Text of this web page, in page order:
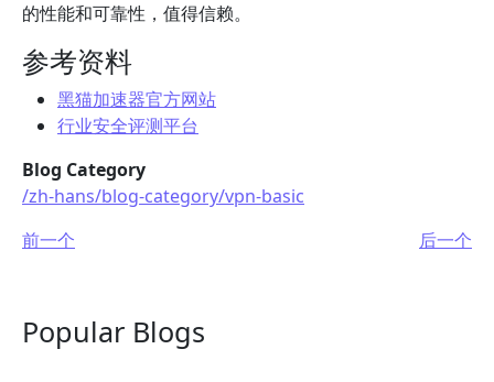
的性能和可靠性，值得信赖。
参考资料
黑猫加速器官方网站
行业安全评测平台
Blog Category
/zh-hans/blog-category/vpn-basic
前一个
后一个
Popular Blogs